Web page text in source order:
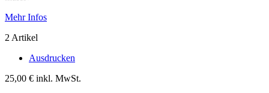
Mehr Infos
2 Artikel
Ausdrucken
25,00 € inkl. MwSt.